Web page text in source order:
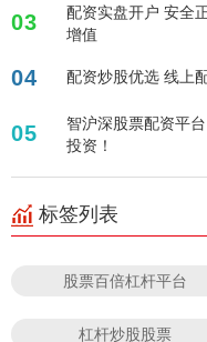
03
配资实盘开户 安全
增值
04 配资炒股优选 线上
05
智沪深股票配资平
投资！
标签列表
股票百倍杠杆平台
杠杆炒股股票